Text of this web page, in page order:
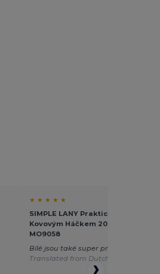
★ ★ ★ ★ ★
SIMPLE LANY Praktický Lanyard s
Kovovým Háčkem 20 mm -
MO9058
Bílé jsou také super pro sublimaci
Translated from Dutch